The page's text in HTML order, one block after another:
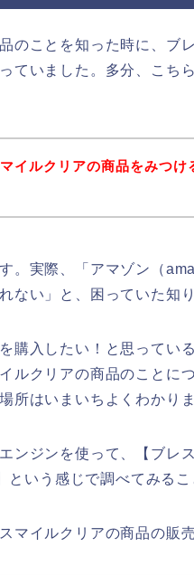
のことを知った時に、ブ
ていました。多分、こち
イルクリアの商品をみつけ
。実際、「アマゾン（
ない」と、困っていた知
購入したい！と思ってい
ルクリアの商品のことに
所はいまいちよくわかり
ンジンを使って、【ブレ
いう感じで調べてみるこ
マイルクリアの商品の販